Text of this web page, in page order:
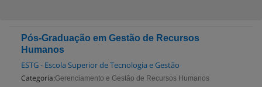
Pós-Graduação em Gestão de Recursos
Humanos
ESTG - Escola Superior de Tecnologia e Gestão
Categoria:Gerenciamento e Gestão de Recursos Humanos